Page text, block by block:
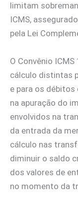
limitam
ICMS,
pela Lei
O Convênio
cálculo distintas
e para os débitos
na apuração do
envolvidos na
da entrada da
cálculo nas
diminuir o saldo
dos valores de
no momento da